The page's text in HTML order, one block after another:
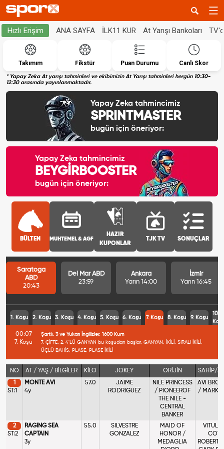
Hızlı Erişim ANA SAYFA İLK11 KUR At Yarışı Bankoları
Takımım Fikstür Puan Durumu Canlı Skor
* Yapay Zeka At yarışı tahminleri ve ekibimizin At Yarışı tahminleri hergün 10:30-
12:30 arasında yayınlanmaktadır.
Yapay Zeka tahmincimiz
SPRINTMASTER
bugün için öneriyor:
Yapay Zeka tahmincimiz
BEYGİRBOOSTER
bugün için öneriyor:
BÜLTEN MUHTEMEL & AGF
HAZIR
KUPONLAR
TJK TV SONUÇLAR
Saratoga
ABD
20:43
Del Mar ABD
23:59
Ankara
Yarın 14:00
İzmir
Yarın 16:45
1. Koşu 2. Koşu 3. Koşu 4. Koşu 5. Koşu 6. Koşu 7. Koşu 8. Koşu 9. Koşu
10.
00:07
7. Koşu
Şartlı, 3 ve Yukarı İngilizler, 1600 Kum
7. ÇİFTE, 2. 4'LÜ GANYAN bu koşudan başlar, GANYAN, İKİLİ, SIRALI İKİLİ,
ÜÇLÜ BAHİS, PLASE, PLASE İKİLİ
NO AT / YAŞ / BİLGİLER KİLO JOKEY ORİJİN
SAHİP/
1
ST:1
MONTE AVI
4y
57.0
JAIME
RODRIGUEZ
NILE PRINCESS
/ PIONEEROF
THE NILE -
CENTRAL
BANKER
AVI BROS
/ MARK
2
ST:2
RAGING SEA
CAPTAIN
3y
55.0
SILVESTRE
GONZALEZ
MAID OF
HONOR /
MEDAGLIA
ROBERT,